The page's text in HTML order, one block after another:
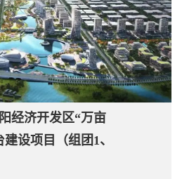
经济开发区“万亩
设项目（组团1、